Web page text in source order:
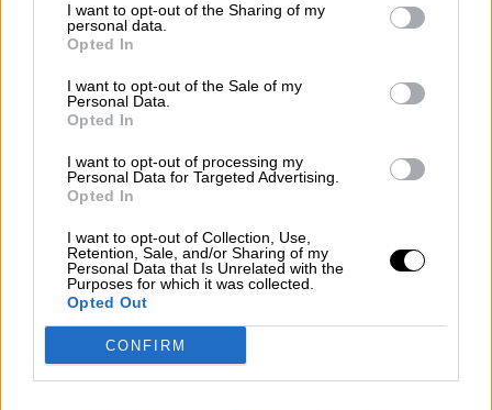
I want to opt-out of the Sharing of my
personal data.
Opted In
I want to opt-out of the Sale of my
Personal Data.
Opted In
I want to opt-out of processing my
Personal Data for Targeted Advertising.
Opted In
I want to opt-out of Collection, Use,
Retention, Sale, and/or Sharing of my
Personal Data that Is Unrelated with the
Purposes for which it was collected.
Opted Out
CONFIRM
Por María Comesaña
Votantes y votados
Por
El Conflicto de Oriente Medio:
Un Nuevo Orden Autoritario
en Construcción
Por Álvaro Frutos Rosado y Gabinete
Geopolítica de Crisis
Reconquista leonesa
Por Carlos Miranda